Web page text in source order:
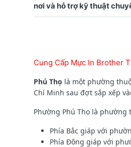
Cung Cấp Mực In Brother
Phú Thọ là một phường
Chí Minh sau đợt sắp xếp
Phường Phú Thọ là phường
Phía Bắc giáp với
Phía Đông giáp với